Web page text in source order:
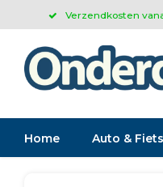
Verzendkosten
Home Auto & Fiets